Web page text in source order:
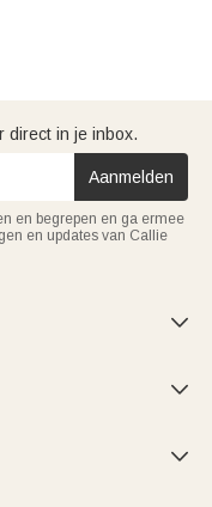
direct in je inbox.
Aanmelden
en begrepen en ga ermee
en updates van Callie


